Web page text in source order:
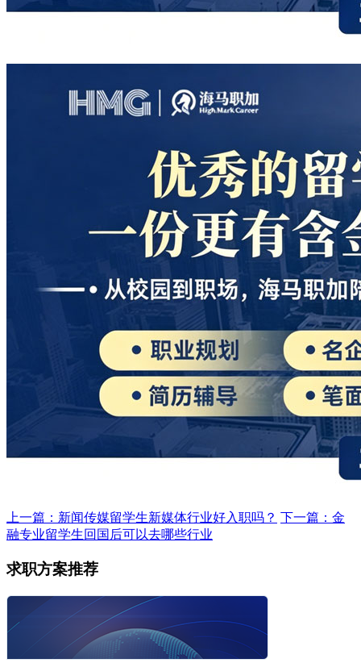
上一篇：新闻传媒留学生新媒体行业好入职吗？ 下一篇：金
融专业留学生回国后可以去哪些行业
求职方案推荐